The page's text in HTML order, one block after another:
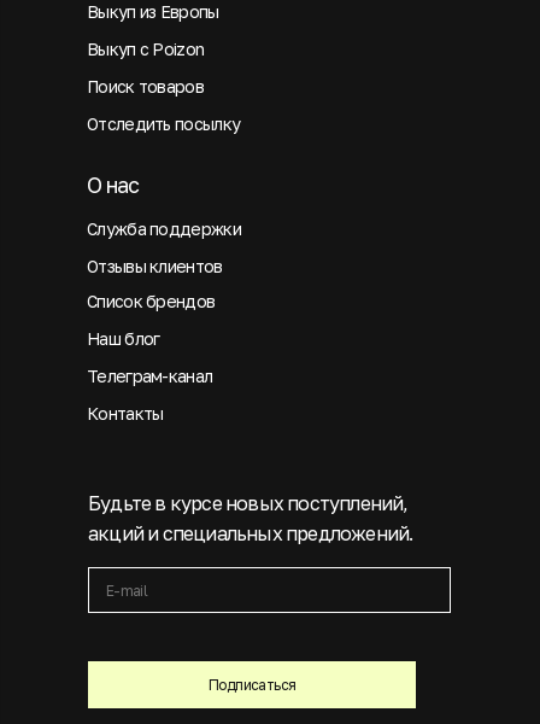
Подписаться
Будьте в курсе новых поступлений,
акций и специальных предложений.
Выкуп из Европы
Выкуп с Poizon
Поиск товаров
Отследить посылку
Служба поддержки
О нас
Отзывы клиентов
Список брендов
Наш блог
Телеграм-канал
Контакты